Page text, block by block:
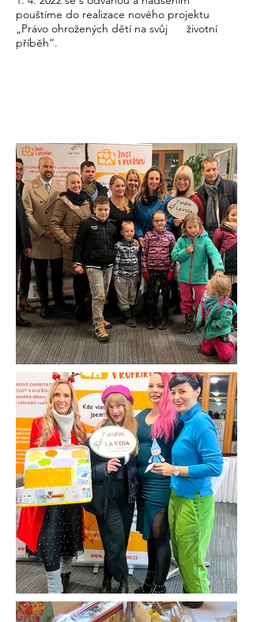
pouštíme do realizace nového projektu
„Právo ohrožených dětí na svůj životní
příběh“.